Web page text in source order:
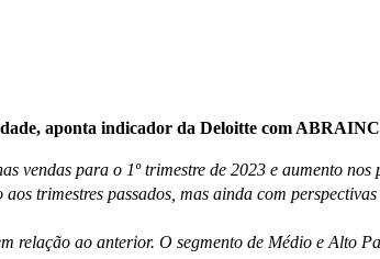
aponta indicador da Deloitte com ABRAINC
vendas para o 1º trimestre de 2023 e aumento nos
trimestres passados, mas ainda com
relação ao anterior. O segmento de Médio e Alto